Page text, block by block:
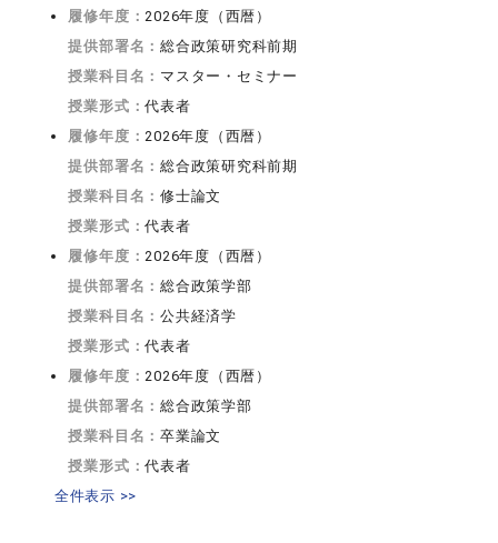
履修年度：2026年度（西暦）
提供部署名：総合政策研究科前期
授業科目名： マスター・セミナー
授業形式：代表者
履修年度：2026年度（西暦）
提供部署名：総合政策研究科前期
授業科目名：修士論文
授業形式：代表者
履修年度：2026年度（西暦）
提供部署名：総合政策学部
授業科目名：公共経済学
授業形式：代表者
履修年度：2026年度（西暦）
提供部署名：総合政策学部
授業科目名：卒業論文
授業形式：代表者
全件表示 >>